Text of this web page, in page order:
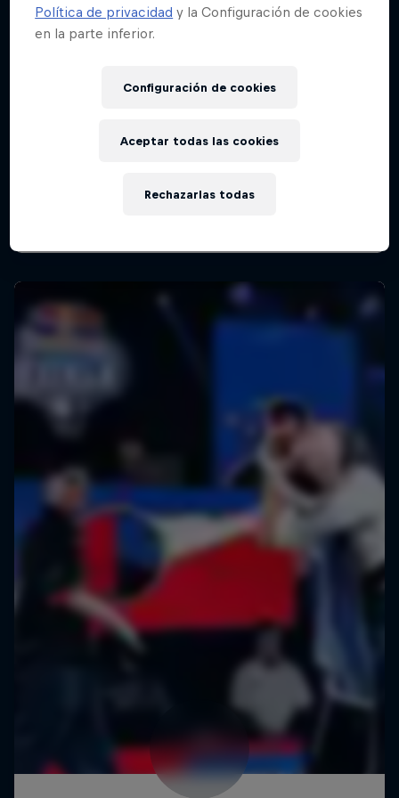
Política de privacidad y la Configuración de cookies
en la parte inferior.
Configuración de cookies
Rechazarlas todas
Aceptar todas las cookies